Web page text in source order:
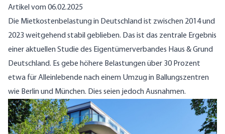
Artikel vom 06.02.2025
Die Mietkostenbelastung in Deutschland ist zwischen 2014 und
2023 weitgehend stabil geblieben. Das ist das zentrale Ergebnis
einer aktuellen Studie des Eigentümerverbandes Haus & Grund
Deutschland. Es gebe höhere Belastungen über 30 Prozent
etwa für Alleinlebende nach einem Umzug in Ballungszentren
wie Berlin und München. Dies seien jedoch Ausnahmen.